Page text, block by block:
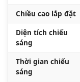
Chiều cao lắp đặt
Diện tích chiếu
sáng
Thời gian chiếu
sáng